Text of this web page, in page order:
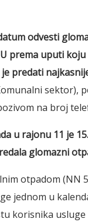
odvesti
prema uputi
predati
sektor),
na broj
u rajonu 11 je
glomazni
otpadom (NN
jednom u
korisnika usluge